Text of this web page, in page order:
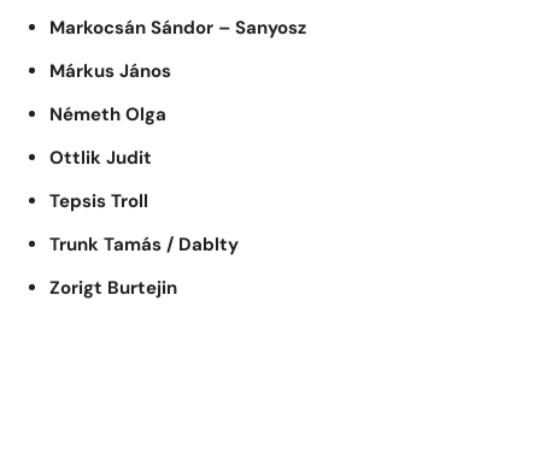
Markocsán Sándor – Sanyosz
Márkus János
Németh Olga
Ottlik Judit
Tepsis Troll
Trunk Tamás / Dablty
Zorigt Burtejin